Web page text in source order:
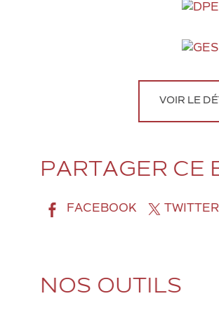
VOIR LE
PARTAGER CE
FACEBOOK TWITTER
NOS OUTILS